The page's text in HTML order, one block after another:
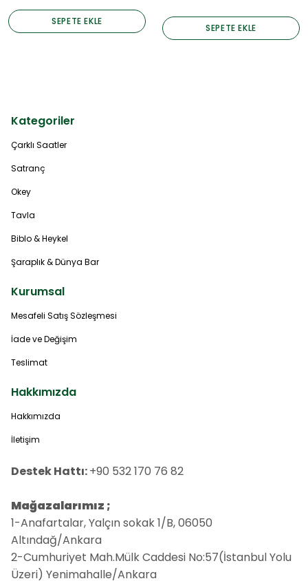
SEPETE EKLE
SEPETE EKLE
Kategoriler
Çarklı Saatler
Satranç
Okey
Tavla
Biblo & Heykel
Şaraplık & Dünya Bar
Kurumsal
Mesafeli Satış Sözleşmesi
İade ve Değişim
Teslimat
Hakkımızda
Hakkımızda
İletişim
Destek Hattı:+90 532 170 76 82
Mağazalarımız ;
1-Anafartalar, Yalçın sokak 1/B, 06050
Altındağ/Ankara
2-Cumhuriyet Mah.Mülk Caddesi No:57(İstanbul Yolu
Üzeri) Yenimahalle/Ankara